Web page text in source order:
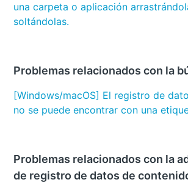
una carpeta o aplicación
soltándolas.
Problemas relacionados con la
[Windows/macOS] El registro de
no se puede encontrar con una
Problemas relacionados con la
de registro de datos de